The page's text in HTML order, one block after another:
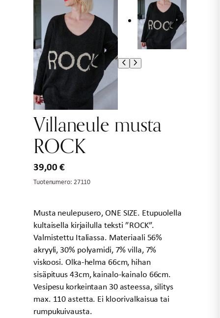
Villaneule musta
ROCK
39,00€
Tuotenumero: 27110
Musta neulepusero, ONE SIZE. Etupuolella
kultaisella kirjailulla teksti ”ROCK”.
Valmistettu Italiassa. Materiaali 56%
akryyli, 30% polyamidi, 7% villa, 7%
viskoosi. Olka-helma 66cm, hihan
sisäpituus 43cm, kainalo-kainalo 66cm.
Vesipesu korkeintaan 30 asteessa, silitys
max. 110 astetta. Ei kloorivalkaisua tai
rumpukuivausta.